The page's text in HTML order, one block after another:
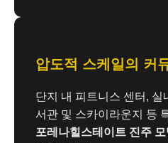
압도적 스케일의 커
단지 내 피트니스 센터, 실
서관 및 스카이라운지 등
포레나힐스테이트 진주